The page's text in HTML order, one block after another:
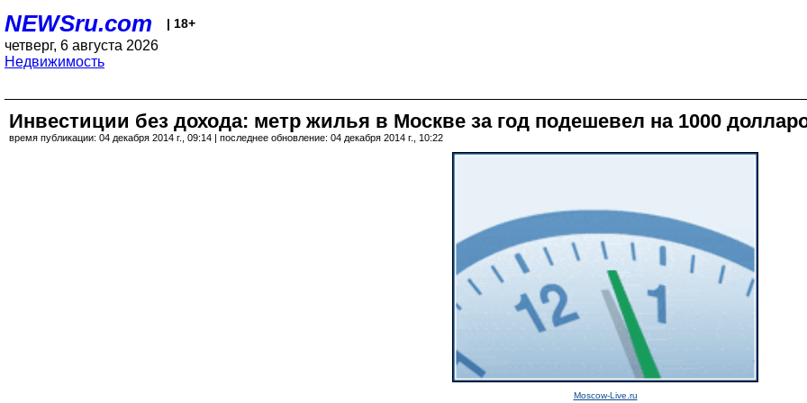
NEWSru.com | 18+
четверг, 6 августа 2026
Недвижимость
Инвестиции без дохода: метр жилья в Москве за год подешевел на 1000
время публикации: 04 декабря 2014 г., 09:14 | последнее обновление: 04 декабря 2014 г., 10:22
Moscow-Live.ru